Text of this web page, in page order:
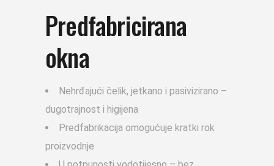
Predfabricirana
okna
Nehrđajući čelik, jetkano i pasivizirano –
dugotrajnost i higijena
Predfabrikacija omogućuje kratki rok
proizvodnje